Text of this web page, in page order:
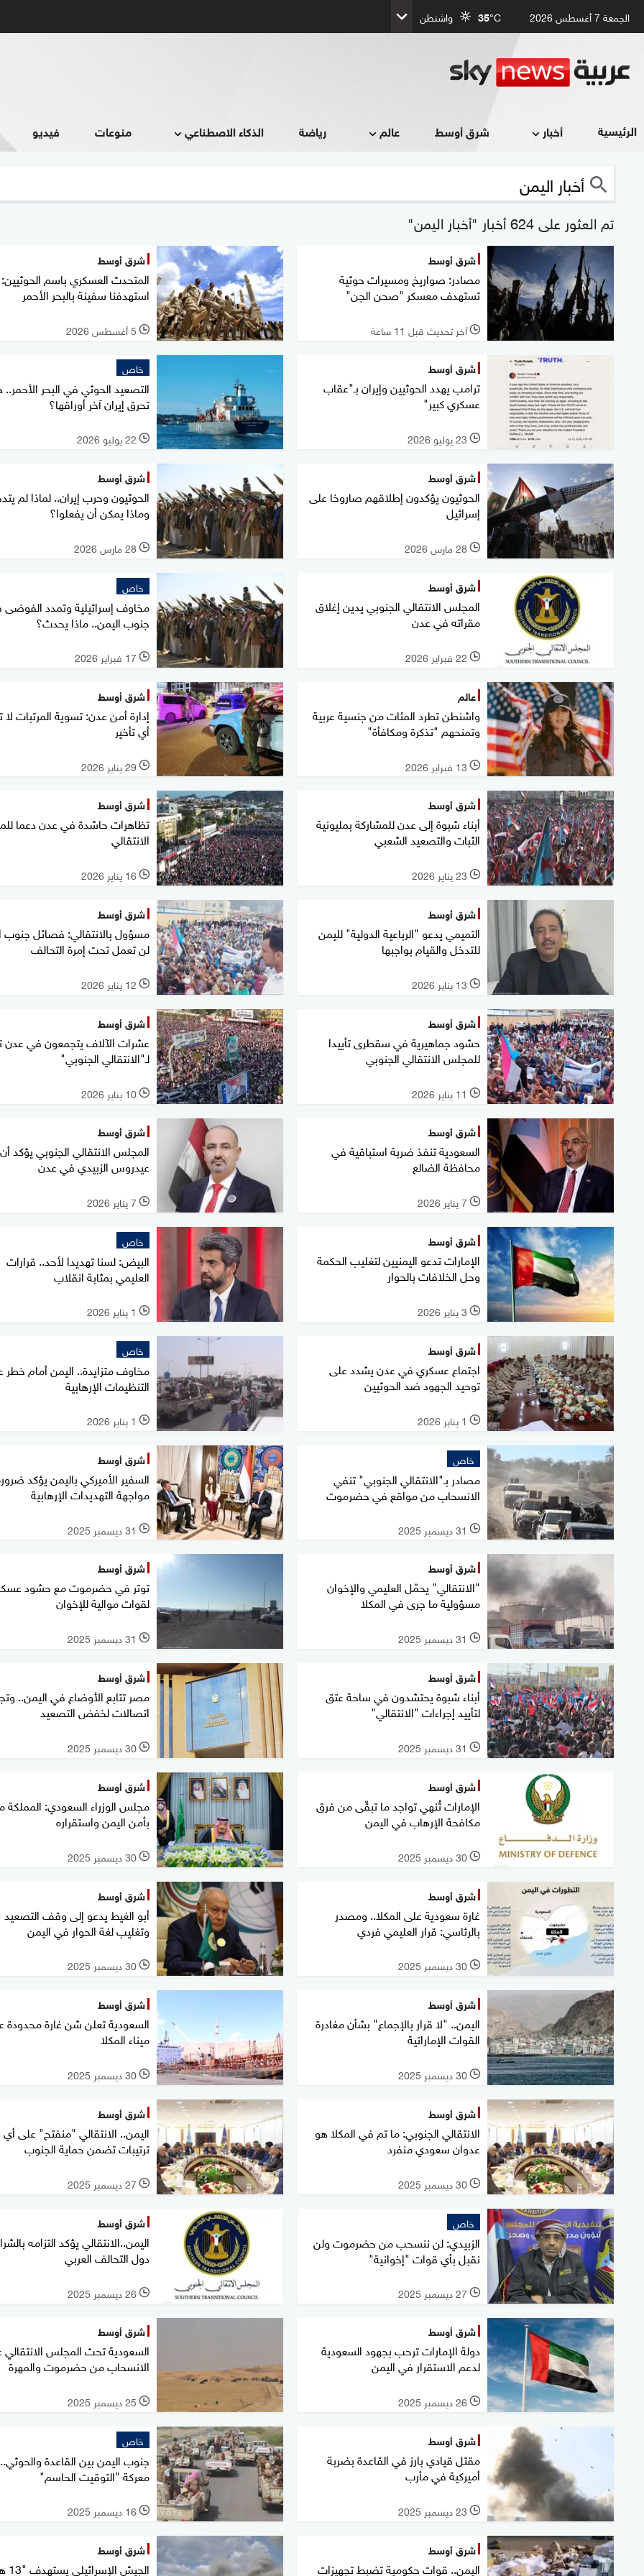
الجمعة 7 أغسطس 2026 35°C واشنطن
الرئيسية أخبار شرق أوسط عالم رياضة الذكاء الاصطناعي منوعات فيديو
تم العثور على 624 أخبار "أخبار اليمن"
شرق أوسط
مصادر: صواريخ ومسيرات حوثية
تستهدف معسكر "صحن الجن"
l آخر تحديث قبل 11 ساعة
شرق أوسط
المتحدث العسكري باسم الحوثيين:
استهدفنا سفينة بالبحر الأحمر
l 5 أغسطس 2026
شرق أوسط
ترامب يهدد الحوثيين وإيران بـ"عقاب
عسكري كبير"
l 23 يوليو 2026
خاص
التصعيد الحوثي في البحر
تحرق إيران آخر أوراقها؟
l 22 يوليو 2026
شرق أوسط
الحوثيون يؤكدون إطلاقهم صاروخا على
إسرائيل
l 28 مارس 2026
شرق أوسط
الحوثيون وحرب إيران.. لماذا لم
وماذا يمكن أن يفعلوا؟
l 28 مارس 2026
شرق أوسط
المجلس الانتقالي الجنوبي يدين إغلاق
مقراته في عدن
l 22 فبراير 2026
خاص
مخاوف إسرائيلية وتمدد
جنوب اليمن.. ماذا يحدث؟
l 17 فبراير 2026
عالم
واشنطن تطرد المئات من جنسية عربية
وتمنحهم "تذكرة ومكافأة"
l 13 فبراير 2026
شرق أوسط
إدارة أمن عدن: تسوية المرتبات
أي تأخير
l 29 يناير 2026
شرق أوسط
أبناء شبوة إلى عدن للمشاركة بمليونية
الثبات والتصعيد الشعبي
l 23 يناير 2026
شرق أوسط
تظاهرات حاشدة في عدن دعما
الانتقالي
l 16 يناير 2026
شرق أوسط
التميمي يدعو "الرباعية الدولية" لليمن
للتدخل والقيام بواجبها
l 13 يناير 2026
شرق أوسط
مسؤول بالانتقالي: فصائل جنوب
لن تعمل تحت إمرة التحالف
l 12 يناير 2026
شرق أوسط
حشود جماهيرية في سقطرى تأييدا
للمجلس الانتقالي الجنوبي
l 11 يناير 2026
شرق أوسط
عشرات الآلاف يتجمعون في عدن
لـ"الانتقالي الجنوبي"
l 10 يناير 2026
شرق أوسط
السعودية تنفذ ضربة استباقية في
محافظة الضالع
l 7 يناير 2026
شرق أوسط
المجلس الانتقالي الجنوبي يؤكد أن
عيدروس الزبيدي في عدن
l 7 يناير 2026
شرق أوسط
الإمارات تدعو اليمنيين لتغليب الحكمة
وحل الخلافات بالحوار
l 3 يناير 2026
خاص
البيض: لسنا تهديدا لأحد.. قرارات
العليمي بمثابة انقلاب
l 1 يناير 2026
شرق أوسط
اجتماع عسكري في عدن يشدد على
توحيد الجهود ضد الحوثيين
l 1 يناير 2026
خاص
مخاوف متزايدة.. اليمن أمام خطر
التنظيمات الإرهابية
l 1 يناير 2026
خاص
مصادر بـ"الانتقالي الجنوبي" تنفي
الانسحاب من مواقع في حضرموت
l 31 ديسمبر 2025
شرق أوسط
السفير الأميركي باليمن يؤكد
مواجهة التهديدات الإرهابية
l 31 ديسمبر 2025
شرق أوسط
"الانتقالي" يحمّل العليمي والإخوان
مسؤولية ما جرى في المكلا
l 31 ديسمبر 2025
شرق أوسط
توتر في حضرموت مع حشود
لقوات موالية للإخوان
l 31 ديسمبر 2025
شرق أوسط
أبناء شبوة يحتشدون في ساحة عتق
لتأييد إجراءات "الانتقالي"
l 31 ديسمبر 2025
شرق أوسط
مصر تتابع الأوضاع في اليمن..
اتصالات لخفض التصعيد
l 30 ديسمبر 2025
شرق أوسط
الإمارات تُنهي تواجد ما تبقّى من فرق
مكافحة الإرهاب في اليمن
l 30 ديسمبر 2025
شرق أوسط
مجلس الوزراء السعودي: المملكة
بأمن اليمن واستقراره
l 30 ديسمبر 2025
شرق أوسط
غارة سعودية على المكلا.. ومصدر
بالرئاسي: قرار العليمي فردي
l 30 ديسمبر 2025
شرق أوسط
أبو الغيط يدعو إلى وقف التصعيد
وتغليب لغة الحوار في اليمن
l 30 ديسمبر 2025
شرق أوسط
اليمن.. "لا قرار بالإجماع" بشأن مغادرة
القوات الإماراتية
l 30 ديسمبر 2025
شرق أوسط
السعودية تعلن شن غارة محدودة
ميناء المكلا
l 30 ديسمبر 2025
شرق أوسط
الانتقالي الجنوبي: ما تم في المكلا هو
عدوان سعودي منفرد
l 30 ديسمبر 2025
شرق أوسط
اليمن.. الانتقالي "منفتح" على أي
ترتيبات تضمن حماية الجنوب
l 27 ديسمبر 2025
خاص
الزبيدي: لن ننسحب من حضرموت ولن
نقبل بأي قوات "إخوانية"
l 27 ديسمبر 2025
شرق أوسط
اليمن..الانتقالي يؤكد التزامه
دول التحالف العربي
l 26 ديسمبر 2025
شرق أوسط
دولة الإمارات ترحب بجهود السعودية
لدعم الاستقرار في اليمن
l 26 ديسمبر 2025
شرق أوسط
السعودية تحث المجلس
الانسحاب من حضرموت والمهرة
l 25 ديسمبر 2025
شرق أوسط
مقتل قيادي بارز في القاعدة بضربة
أميركية في مأرب
l 23 ديسمبر 2025
خاص
جنوب اليمن بين القاعدة والحوثي..
معركة "التوقيت الحاسم"
l 16 ديسمبر 2025
شرق أوسط
اليمن.. قوات حكومية تضبط تجهيزات
شرق أوسط